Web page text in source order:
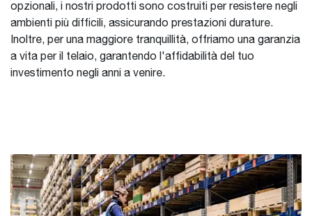
opzionali, i nostri prodotti sono costruiti per resistere negli
ambienti più difficili, assicurando prestazioni durature.
Inoltre, per una maggiore tranquillità, offriamo una garanzia
a vita per il telaio, garantendo l'affidabilità del tuo
investimento negli anni a venire.